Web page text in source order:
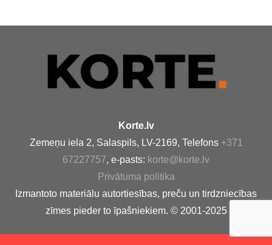
Korte.lv
Zemeņu iela 2, Salaspils, LV-2169, Telefons +371
67227757, e-pasts: korte@korte.lv
Privātuma politika
Izmantoto materiālu autortiesības, preču un tirdzniecības
zīmes pieder to īpašniekiem. © 2001-2025